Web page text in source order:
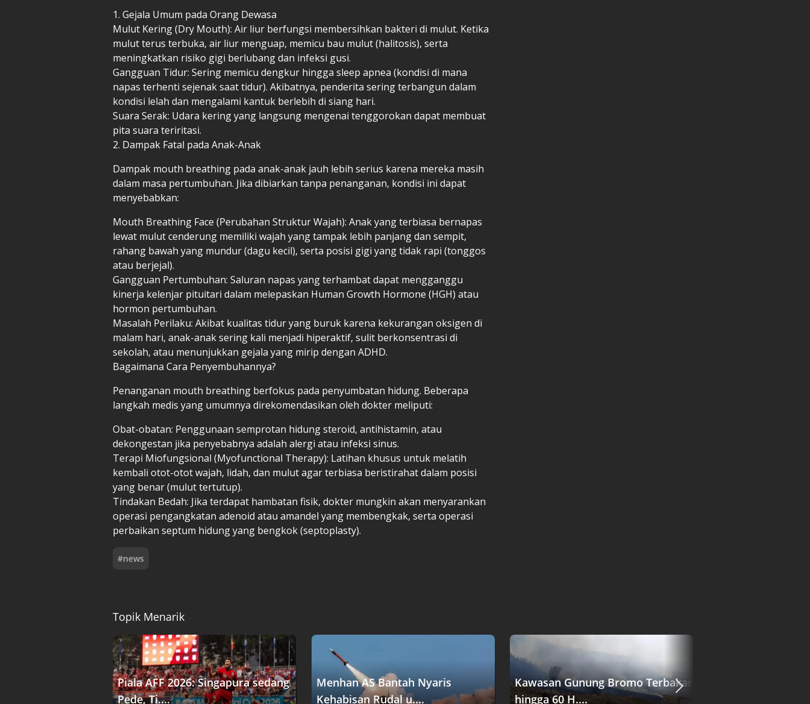
1. Gejala Umum pada Orang Dewasa
Mulut Kering (Dry Mouth): Air liur berfungsi membersihkan bakteri di mulut. Ketika
mulut terus terbuka, air liur menguap, memicu bau mulut (halitosis), serta
meningkatkan risiko gigi berlubang dan infeksi gusi.
Gangguan Tidur: Sering memicu dengkur hingga sleep apnea (kondisi di mana
napas terhenti sejenak saat tidur). Akibatnya, penderita sering terbangun dalam
kondisi lelah dan mengalami kantuk berlebih di siang hari.
Suara Serak: Udara kering yang langsung mengenai tenggorokan dapat membuat
pita suara teriritasi.
2. Dampak Fatal pada Anak-Anak
Dampak mouth breathing pada anak-anak jauh lebih serius karena mereka masih
dalam masa pertumbuhan. Jika dibiarkan tanpa penanganan, kondisi ini dapat
menyebabkan:
Mouth Breathing Face (Perubahan Struktur Wajah): Anak yang terbiasa bernapas
lewat mulut cenderung memiliki wajah yang tampak lebih panjang dan sempit,
rahang bawah yang mundur (dagu kecil), serta posisi gigi yang tidak rapi (tonggos
atau berjejal).
Gangguan Pertumbuhan: Saluran napas yang terhambat dapat mengganggu
kinerja kelenjar pituitari dalam melepaskan Human Growth Hormone (HGH) atau
hormon pertumbuhan.
Masalah Perilaku: Akibat kualitas tidur yang buruk karena kekurangan oksigen di
malam hari, anak-anak sering kali menjadi hiperaktif, sulit berkonsentrasi di
sekolah, atau menunjukkan gejala yang mirip dengan ADHD.
Bagaimana Cara Penyembuhannya?
Penanganan mouth breathing berfokus pada penyumbatan hidung. Beberapa
langkah medis yang umumnya direkomendasikan oleh dokter meliputi:
Obat-obatan: Penggunaan semprotan hidung steroid, antihistamin, atau
dekongestan jika penyebabnya adalah alergi atau infeksi sinus.
Terapi Miofungsional (Myofunctional Therapy): Latihan khusus untuk melatih
kembali otot-otot wajah, lidah, dan mulut agar terbiasa beristirahat dalam posisi
yang benar (mulut tertutup).
Tindakan Bedah: Jika terdapat hambatan fisik, dokter mungkin akan menyarankan
operasi pengangkatan adenoid atau amandel yang membengkak, serta operasi
perbaikan septum hidung yang bengkok (septoplasty).
#news
Topik Menarik
Piala AFF 2026: Singapura sedang
Pede, Ti....
Menhan AS Bantah Nyaris
Kehabisan Rudal u....
Kawasan Gunung Bromo Terbakar
hingga 60 H....